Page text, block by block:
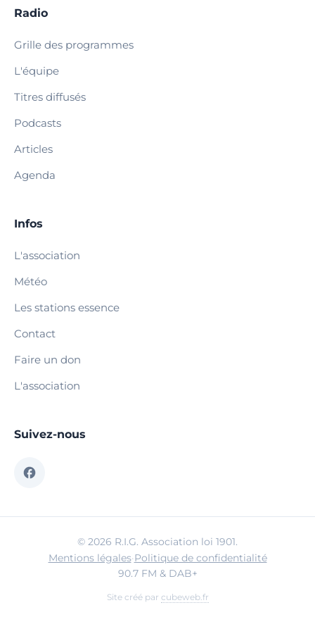
Radio
Grille des programmes
L'équipe
Titres diffusés
Podcasts
Articles
Agenda
Infos
L'association
Météo
Les stations essence
Contact
Faire un don
L'association
Suivez-nous
© 2026 R.I.G. Association loi 1901.
Mentions légales·Politique de confidentialité
90.7 FM & DAB+
Site créé par cubeweb.fr